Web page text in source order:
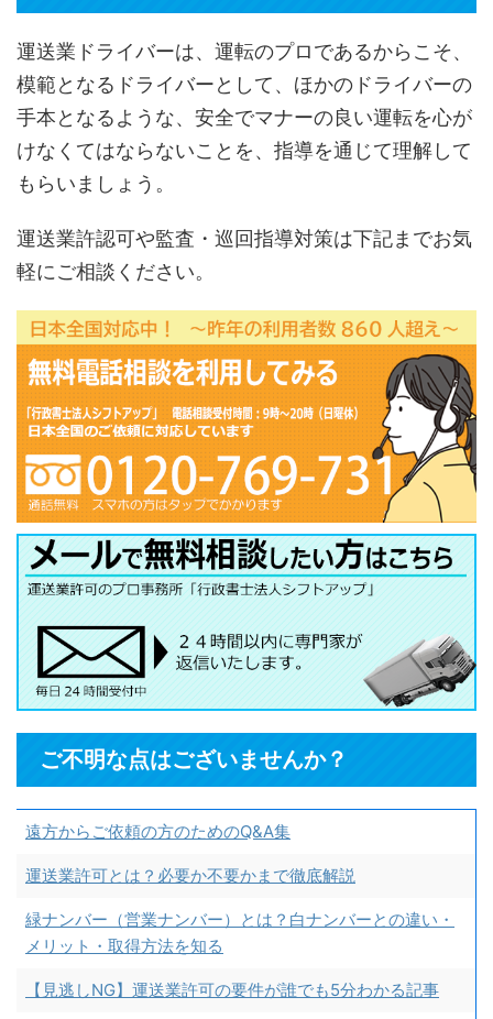
運送業ドライバーは、運転のプロであるからこそ、
模範となるドライバーとして、ほかのドライバーの
手本となるような、安全でマナーの良い運転を心が
けなくてはならないことを、指導を通じて理解して
もらいましょう。
運送業許認可や監査・巡回指導対策は下記までお気
軽にご相談ください。
ご不明な点はございませんか？
遠方からご依頼の方のためのQ&A集
運送業許可とは？必要か不要かまで徹底解説
緑ナンバー（営業ナンバー）とは？白ナンバーとの違い・
メリット・取得方法を知る
【見逃しNG】運送業許可の要件が誰でも5分わかる記事